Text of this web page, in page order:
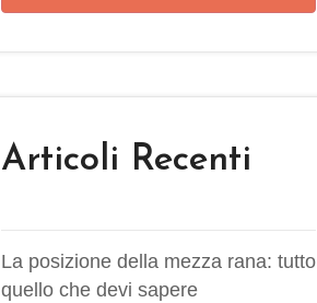
Articoli Recenti
La posizione della mezza rana: tutto
quello che devi sapere